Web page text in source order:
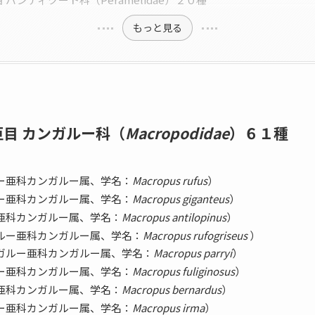
もっと見る
カンガルー科（Macropodidae）６１種
科カンガルー属、学名： Macropus rufus）
科カンガルー属、学名： Macropus giganteus）
カンガルー属、学名： Macropus antilopinus）
亜科カンガルー属、学名： Macropus rufogriseus ）
ー亜科カンガルー属、学名： Macropus parryi）
科カンガルー属、学名： Macropus fuliginosus）
カンガルー属、学名： Macropus bernardus）
科カンガルー属、学名： Macropusirma）